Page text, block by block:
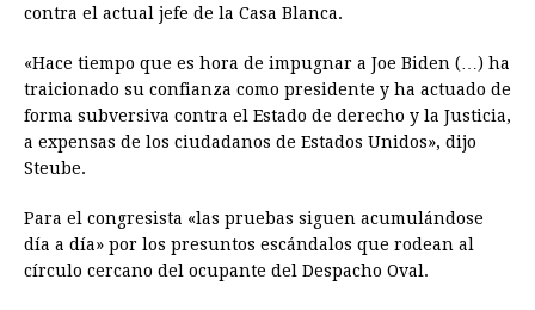
contra el actual jefe de la Casa Blanca.
«Hace tiempo que es hora de impugnar a Joe Biden (…) ha
traicionado su confianza como presidente y ha actuado de
forma subversiva contra el Estado de derecho y la Justicia,
a expensas de los ciudadanos de Estados Unidos», dijo
Steube.
Para el congresista «las pruebas siguen acumulándose
día a día» por los presuntos escándalos que rodean al
círculo cercano del ocupante del Despacho Oval.